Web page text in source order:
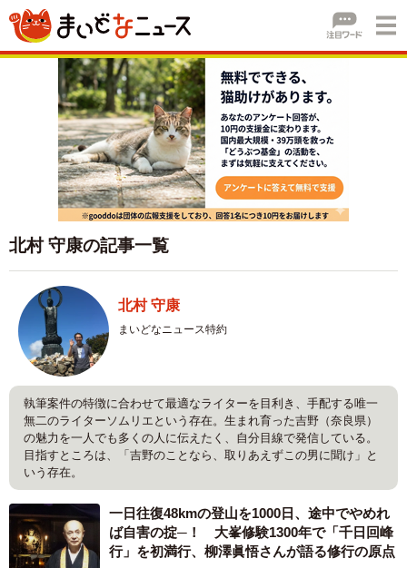
北村 守康の記事一覧
北村 守康
まいどなニュース特約
執筆案件の特徴に合わせて最適なライターを目利き、手配する唯一
無二のライターソムリエという存在。生まれ育った吉野（奈良県）
の魅力を一人でも多くの人に伝えたく、自分目線で発信している。
目指すところは、「吉野のことなら、取りあえずこの男に聞け」と
いう存在。
一日往復48kmの登山を1000日、途中でやめれ
ば自害の掟─！ 大峯修験1300年で「千日回峰
行」を初満行、柳澤眞悟さんが語る修行の原点